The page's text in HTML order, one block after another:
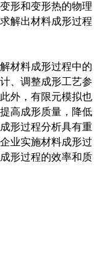
形和变形热的物理
解出材料成形过程
解材料成形过程中的
计、调整成形工艺参
此外 ，有限元模拟也
提高成形质量 ， 降低
成形过程分析具有重
企业实施材料成形过
成形过程的效率和 质